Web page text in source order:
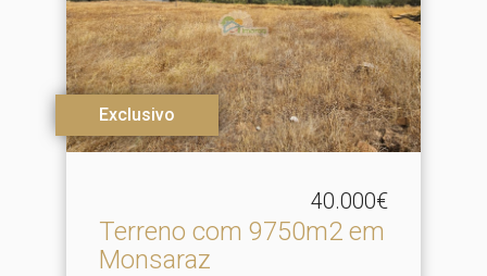
Exclusivo
40.000€
Terreno com 9750m2 em
Monsaraz